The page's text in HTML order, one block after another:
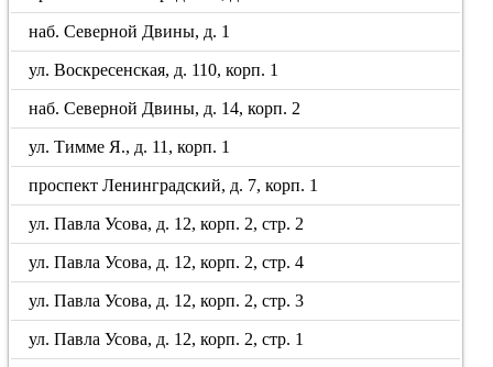
наб. Северной Двины, д. 1
ул. Воскресенская, д. 110, корп. 1
наб. Северной Двины, д. 14, корп. 2
ул. Тимме Я., д. 11, корп. 1
проспект Ленинградский, д. 7, корп. 1
ул. Павла Усова, д. 12, корп. 2, стр. 2
ул. Павла Усова, д. 12, корп. 2, стр. 4
ул. Павла Усова, д. 12, корп. 2, стр. 3
ул. Павла Усова, д. 12, корп. 2, стр. 1